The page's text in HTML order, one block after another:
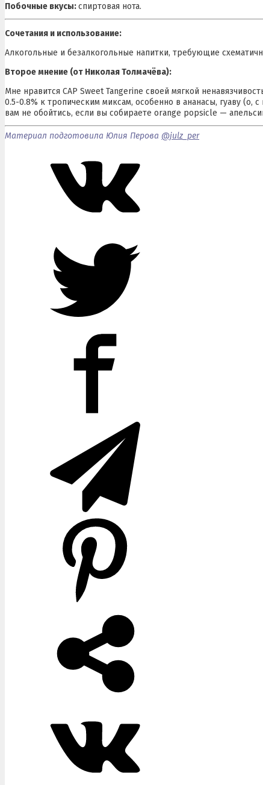
Побочные вкусы:спиртовая нота.
Сочетания и использование:
Алкогольные и безалкогольные напитки, требующие
Второе мнение (от Николая Толмачёва):
Мне нравится CAP Sweet Tangerine своей мягкой
0.5-0.8% к тропическим миксам, особенно в ананасы, гуаву (о,
вам не обойтись, если вы собираете orange popsicle —
Материал подготовила Юлия Перова @julz_per